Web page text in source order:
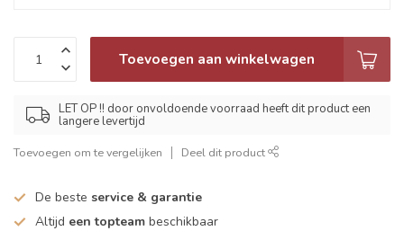
Toevoegen aan winkelwagen
LET OP !! door onvoldoende voorraad heeft dit product een
langere levertijd
Toevoegen om te vergelijken Deel dit product
De beste service & garantie
Altijd een topteam beschikbaar